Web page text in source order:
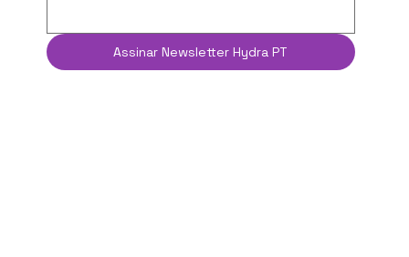
Assinar Newsletter Hydra PT